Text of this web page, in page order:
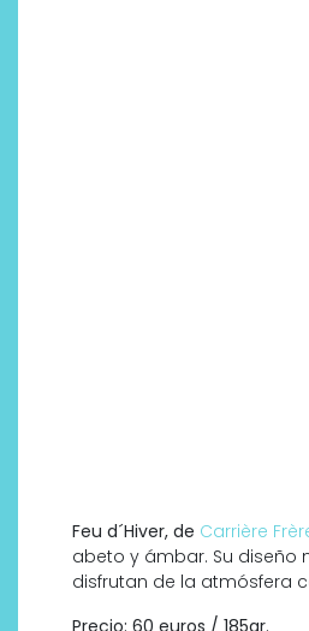
Feu d´Hiver, de Carrière
abeto y ámbar. Su diseño
disfrutan de la atmósfera